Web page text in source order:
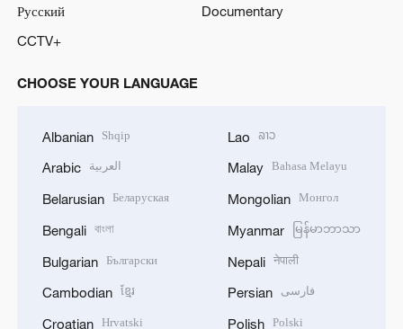
Русский
Documentary
CCTV+
CHOOSE YOUR LANGUAGE
Albanian Shqip
Arabic العربية
Belarusian Беларуская
Bengali বাংলা
Bulgarian Български
Cambodian ខ្មែរ
Croatian Hrvatski
Lao ລາວ
Malay Bahasa Melayu
Mongolian Монгол
Myanmar မြန်မာဘာသာ
Nepali नेपाली
Persian فارسی
Polish Polski